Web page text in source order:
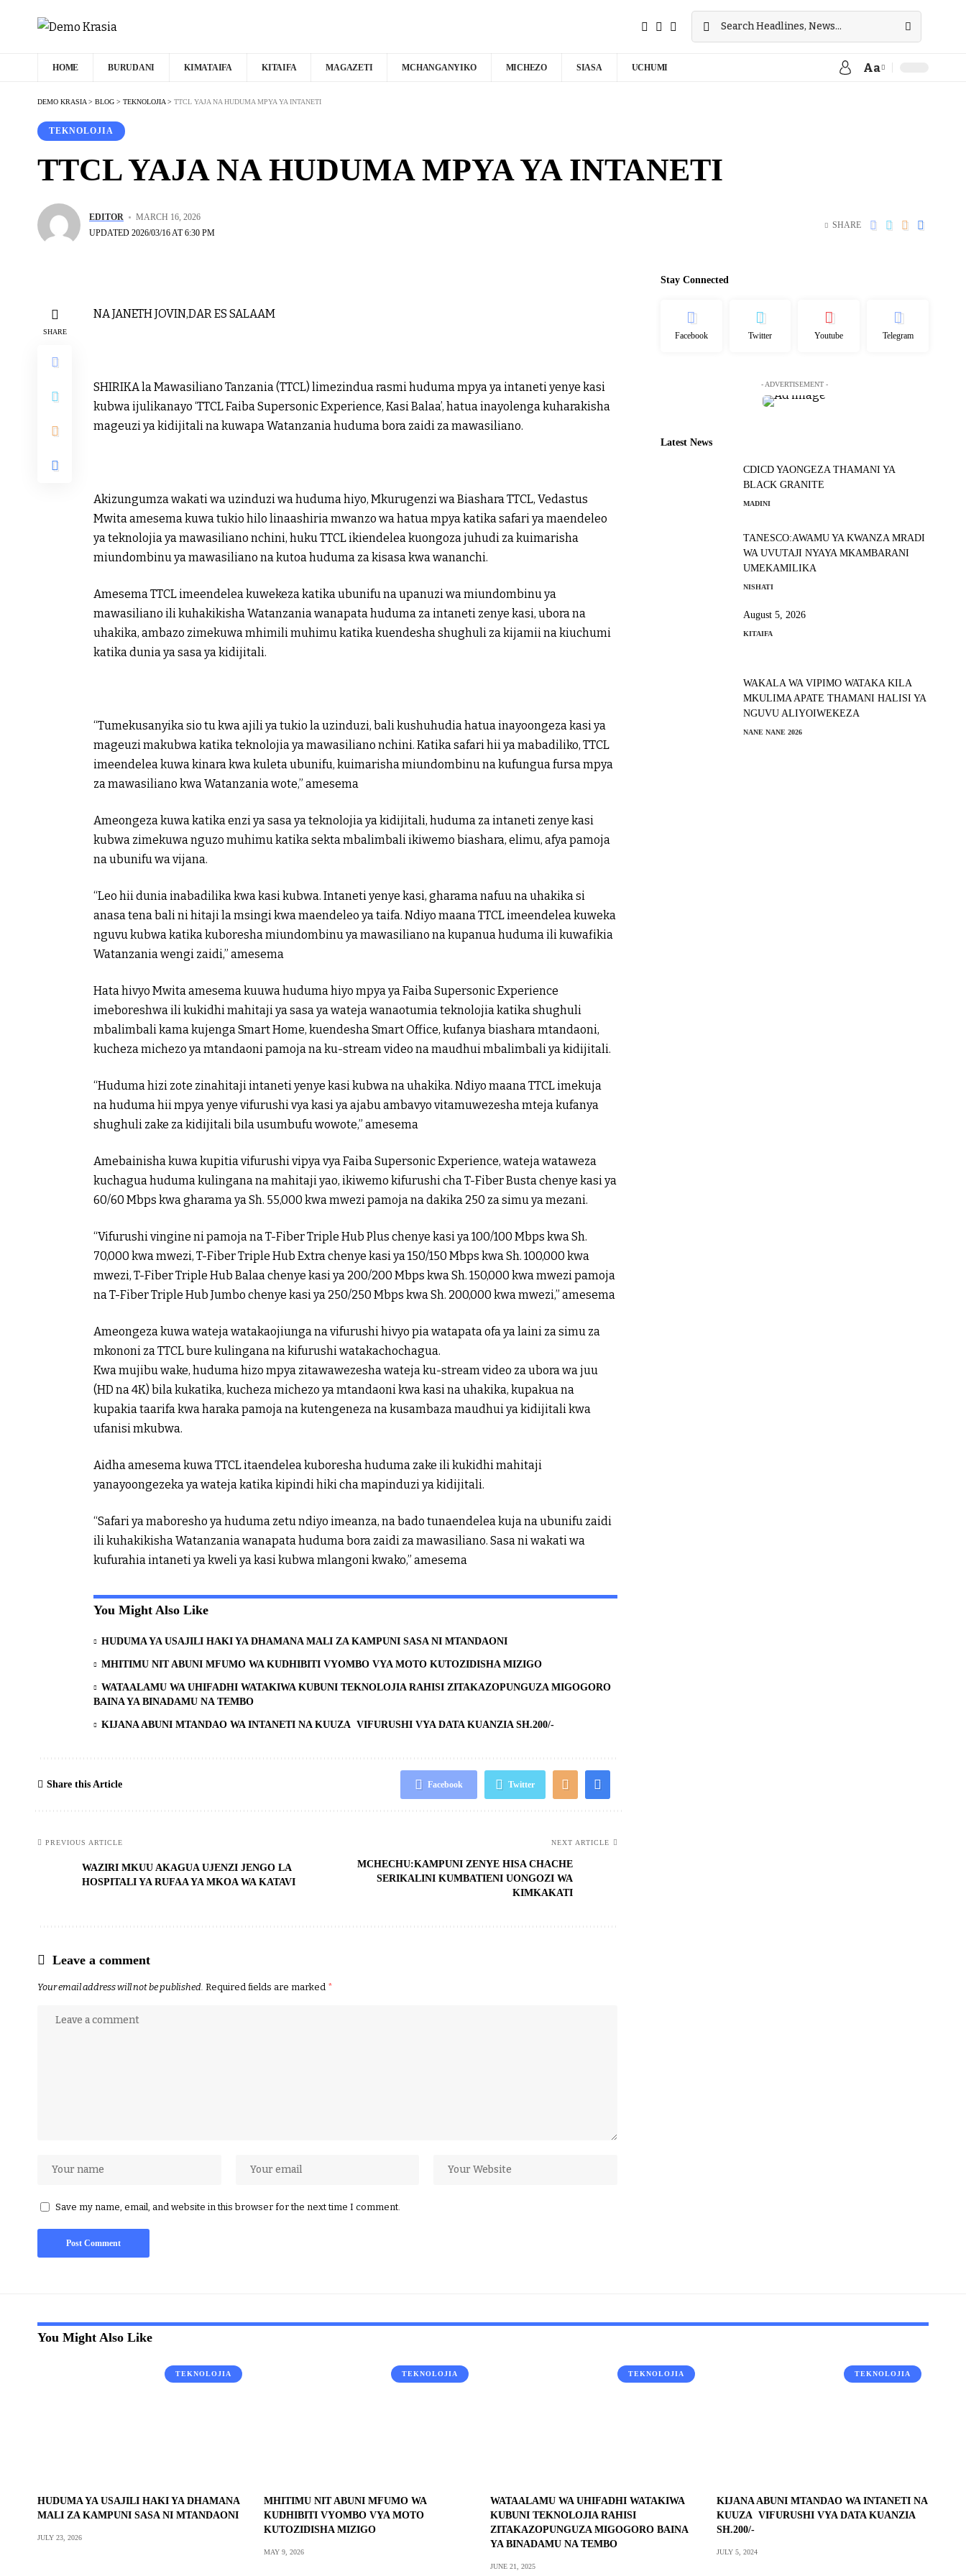
HOME BURUDANI KIMATAIFA KITAIFA MAGAZETI MCHANGANYIKO MICHEZO SIASA UCHUMI Aa
DEMO KRASIA > BLOG > TEKNOLOJIA > TTCL YAJA NA HUDUMA MPYA YA INTANETI
TEKNOLOJIA
TTCL YAJA NA HUDUMA MPYA YA INTANETI
EDITOR
MARCH 16, 2026
UPDATED 2026/03/16 AT 6:30 PM
SHARE
SHARE
NA JANETH JOVIN,DAR ES SALAAM
SHIRIKA la Mawasiliano Tanzania (TTCL) limezindua rasmi huduma mpya ya intaneti yenye kasi
kubwa ijulikanayo ‘TTCL Faiba Supersonic Experience, Kasi Balaa’, hatua inayolenga kuharakisha
mageuzi ya kidijitali na kuwapa Watanzania huduma bora zaidi za mawasiliano.
Akizungumza wakati wa uzinduzi wa huduma hiyo, Mkurugenzi wa Biashara TTCL, Vedastus
Mwita amesema kuwa tukio hilo linaashiria mwanzo wa hatua mpya katika safari ya maendeleo
ya teknolojia ya mawasiliano nchini, huku TTCL ikiendelea kuongoza juhudi za kuimarisha
miundombinu ya mawasiliano na kutoa huduma za kisasa kwa wananchi.
Amesema TTCL imeendelea kuwekeza katika ubunifu na upanuzi wa miundombinu ya
mawasiliano ili kuhakikisha Watanzania wanapata huduma za intaneti zenye kasi, ubora na
uhakika, ambazo zimekuwa mhimili muhimu katika kuendesha shughuli za kijamii na kiuchumi
katika dunia ya sasa ya kidijitali.
“Tumekusanyika sio tu kwa ajili ya tukio la uzinduzi, bali kushuhudia hatua inayoongeza kasi ya
mageuzi makubwa katika teknolojia ya mawasiliano nchini. Katika safari hii ya mabadiliko, TTCL
imeendelea kuwa kinara kwa kuleta ubunifu, kuimarisha miundombinu na kufungua fursa mpya
za mawasiliano kwa Watanzania wote,” amesema
Ameongeza kuwa katika enzi ya sasa ya teknolojia ya kidijitali, huduma za intaneti zenye kasi
kubwa zimekuwa nguzo muhimu katika sekta mbalimbali ikiwemo biashara, elimu, afya pamoja
na ubunifu wa vijana.
“Leo hii dunia inabadilika kwa kasi kubwa. Intaneti yenye kasi, gharama nafuu na uhakika si
anasa tena bali ni hitaji la msingi kwa maendeleo ya taifa. Ndiyo maana TTCL imeendelea kuweka
nguvu kubwa katika kuboresha miundombinu ya mawasiliano na kupanua huduma ili kuwafikia
Watanzania wengi zaidi,” amesema
Hata hivyo Mwita amesema kuuwa huduma hiyo mpya ya Faiba Supersonic Experience
imeboreshwa ili kukidhi mahitaji ya sasa ya wateja wanaotumia teknolojia katika shughuli
mbalimbali kama kujenga Smart Home, kuendesha Smart Office, kufanya biashara mtandaoni,
kucheza michezo ya mtandaoni pamoja na ku-stream video na maudhui mbalimbali ya kidijitali.
“Huduma hizi zote zinahitaji intaneti yenye kasi kubwa na uhakika. Ndiyo maana TTCL imekuja
na huduma hii mpya yenye vifurushi vya kasi ya ajabu ambavyo vitamuwezesha mteja kufanya
shughuli zake za kidijitali bila usumbufu wowote,” amesema
Amebainisha kuwa kupitia vifurushi vipya vya Faiba Supersonic Experience, wateja wataweza
kuchagua huduma kulingana na mahitaji yao, ikiwemo kifurushi cha T-Fiber Busta chenye kasi ya
60/60 Mbps kwa gharama ya Sh. 55,000 kwa mwezi pamoja na dakika 250 za simu ya mezani.
“Vifurushi vingine ni pamoja na T-Fiber Triple Hub Plus chenye kasi ya 100/100 Mbps kwa Sh.
70,000 kwa mwezi, T-Fiber Triple Hub Extra chenye kasi ya 150/150 Mbps kwa Sh. 100,000 kwa
mwezi, T-Fiber Triple Hub Balaa chenye kasi ya 200/200 Mbps kwa Sh. 150,000 kwa mwezi pamoja
na T-Fiber Triple Hub Jumbo chenye kasi ya 250/250 Mbps kwa Sh. 200,000 kwa mwezi,” amesema
Ameongeza kuwa wateja watakaojiunga na vifurushi hivyo pia watapata ofa ya laini za simu za
mkononi za TTCL bure kulingana na kifurushi watakachochagua.
Kwa mujibu wake, huduma hizo mpya zitawawezesha wateja ku-stream video za ubora wa juu
(HD na 4K) bila kukatika, kucheza michezo ya mtandaoni kwa kasi na uhakika, kupakua na
kupakia taarifa kwa haraka pamoja na kutengeneza na kusambaza maudhui ya kidijitali kwa
ufanisi mkubwa.
Aidha amesema kuwa TTCL itaendelea kuboresha huduma zake ili kukidhi mahitaji
yanayoongezeka ya wateja katika kipindi hiki cha mapinduzi ya kidijitali.
“Safari ya maboresho ya huduma zetu ndiyo imeanza, na bado tunaendelea kuja na ubunifu zaidi
ili kuhakikisha Watanzania wanapata huduma bora zaidi za mawasiliano. Sasa ni wakati wa
kufurahia intaneti ya kweli ya kasi kubwa mlangoni kwako,” amesema
You Might Also Like
HUDUMA YA USAJILI HAKI YA DHAMANA MALI ZA KAMPUNI SASA NI MTANDAONI
MHITIMU NIT ABUNI MFUMO WA KUDHIBITI VYOMBO VYA MOTO KUTOZIDISHA MIZIGO
WATAALAMU WA UHIFADHI WATAKIWA KUBUNI TEKNOLOJIA RAHISI ZITAKAZOPUNGUZA MIGOGORO
BAINA YA BINADAMU NA TEMBO
KIJANA ABUNI MTANDAO WA INTANETI NA KUUZA VIFURUSHI VYA DATA KUANZIA SH.200/-
Share this Article Facebook Twitter
PREVIOUS ARTICLE
WAZIRI MKUU AKAGUA UJENZI JENGO LA
HOSPITALI YA RUFAA YA MKOA WA KATAVI
NEXT ARTICLE
MCHECHU:KAMPUNI ZENYE HISA CHACHE
SERIKALINI KUMBATIENI UONGOZI WA
KIMKAKATI
Leave a comment
Your email address will not be published. Required fields are marked *
Save my name, email, and website in this browser for the next time I comment.
Stay Connected
Facebook Twitter Youtube Telegram
- ADVERTISEMENT -
Latest News
CDICD YAONGEZA THAMANI YA
BLACK GRANITE
MADINI
TANESCO:AWAMU YA KWANZA MRADI
WA UVUTAJI NYAYA MKAMBARANI
UMEKAMILIKA
NISHATI
August 5, 2026
KITAIFA
WAKALA WA VIPIMO WATAKA KILA
MKULIMA APATE THAMANI HALISI YA
NGUVU ALIYOIWEKEZA
NANE NANE 2026
You Might Also Like
TEKNOLOJIA
HUDUMA YA USAJILI HAKI YA DHAMANA
MALI ZA KAMPUNI SASA NI MTANDAONI
JULY 23, 2026
TEKNOLOJIA
MHITIMU NIT ABUNI MFUMO WA
KUDHIBITI VYOMBO VYA MOTO
KUTOZIDISHA MIZIGO
MAY 9, 2026
TEKNOLOJIA
WATAALAMU WA UHIFADHI WATAKIWA
KUBUNI TEKNOLOJIA RAHISI
ZITAKAZOPUNGUZA MIGOGORO BAINA
YA BINADAMU NA TEMBO
JUNE 21, 2025
TEKNOLOJIA
KIJANA ABUNI MTANDAO WA INTANETI NA
KUUZA VIFURUSHI VYA DATA KUANZIA
SH.200/-
JULY 5, 2024